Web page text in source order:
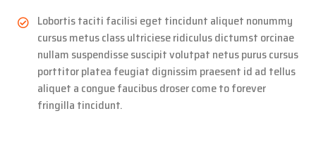
Lobortis taciti facilisi eget tincidunt aliquet nonummy
cursus metus class ultriciese ridiculus dictumst orcinae
nullam suspendisse suscipit volutpat netus purus cursus
porttitor platea feugiat dignissim praesent id ad tellus
aliquet a congue faucibus droser come to forever
fringilla tincidunt.